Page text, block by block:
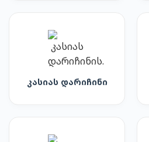
კასიას დარიჩინი